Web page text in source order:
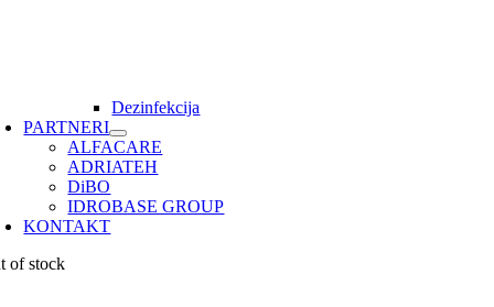
Dezinfekcija
PARTNERI
ALFACARE
ADRIATEH
DiBO
IDROBASE GROUP
KONTAKT
of stock